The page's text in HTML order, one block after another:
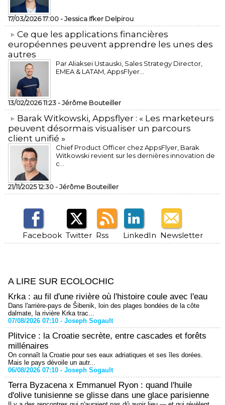
17/03/2026 17:00 -Jessica Ifker Delpirou
​Ce que les applications financières
européennes peuvent apprendre les unes des
autres
Par Aliaksei Ustauski, Sales Strategy Director,
EMEA & LATAM, AppsFlyer...
13/02/2026 11:23 -Jérôme Bouteiller
​Barak Witkowski, Appsflyer : « Les marketeurs
peuvent désormais visualiser un parcours
client unifié »
Chief Product Officer chez AppsFlyer, ​Barak
Witkowski revient sur les dernières innovation de
c...
21/11/2025 12:30 -Jérôme Bouteiller
Facebook Twitter Rss LinkedIn Newsletter
A LIRE SUR ECOLOCHIC
Krka : au fil d'une rivière où l'histoire coule avec l'eau
Dans l'arrière-pays de Šibenik, loin des plages bondées de la côte
dalmate, la rivière Krka trac...
07/08/2026 07:10 - Joseph Sogault
Plitvice : la Croatie secrète, entre cascades et forêts
millénaires
On connaît la Croatie pour ses eaux adriatiques et ses îles dorées.
Mais le pays dévoile un autr...
06/08/2026 07:10 - Joseph Sogault
Terra Byzacena x Emmanuel Ryon : quand l'huile
d'olive tunisienne se glisse dans une glace parisienne